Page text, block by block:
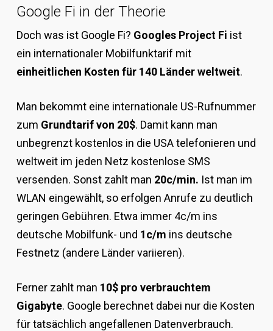
Google Fi in der Theorie
Doch was ist Google Fi? Googles Project Fi ist
ein internationaler Mobilfunktarif mit
einheitlichen Kosten für 140 Länder weltweit.
Man bekommt eine internationale US-Rufnummer
zum Grundtarif von 20$. Damit kann man
unbegrenzt kostenlos in die USA telefonieren und
weltweit im jeden Netz kostenlose SMS
versenden. Sonst zahlt man 20c/min. Ist man im
WLAN eingewählt, so erfolgen Anrufe zu deutlich
geringen Gebühren. Etwa immer 4c/m ins
deutsche Mobilfunk- und 1c/m ins deutsche
Festnetz (andere Länder variieren).
Ferner zahlt man 10$ pro verbrauchtem
Gigabyte. Google berechnet dabei nur die Kosten
für tatsächlich angefallenen Datenverbrauch.